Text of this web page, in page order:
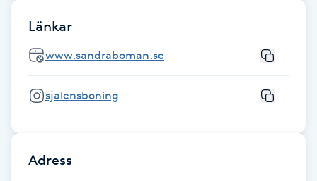
Fotsvamp
Fotvård
Fransar
Fransborttagning
Länkar
www.sandraboman.se
sjalensboning
Adress